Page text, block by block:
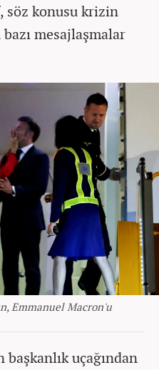
söz konusu krizin
mesajlaşmalar
Emmanuel Macron'u
uçağından